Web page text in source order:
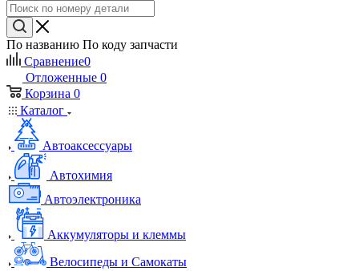
По названию По коду запчасти
Сравнение0
Отложенные 0
Корзина 0
Каталог
Автоаксессуары
Автохимия
Автоэлектроника
Аккумуляторы и клеммы
Велосипеды и Самокаты